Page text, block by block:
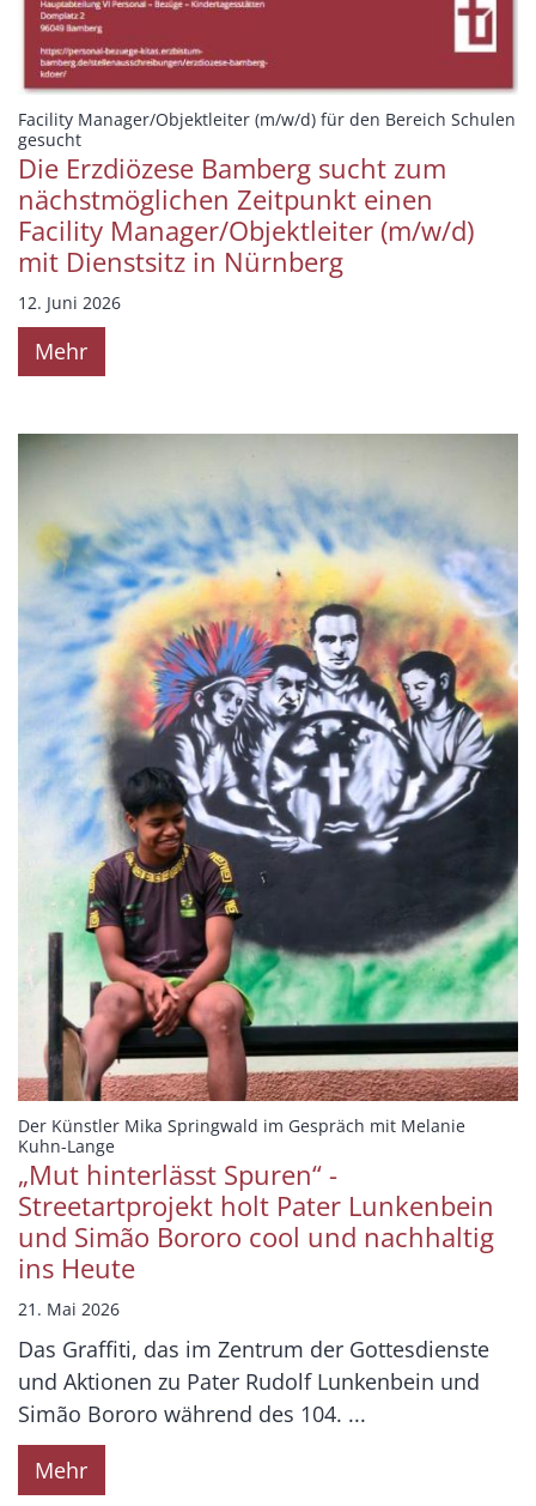
Facility Manager/Objektleiter (m/w/d) für den Bereich Schulen
gesucht:
Die Erzdiözese Bamberg sucht zum
nächstmöglichen Zeitpunkt einen
Facility Manager/Objektleiter (m/w/d)
mit Dienstsitz in Nürnberg
12. Juni 2026
Mehr
Der Künstler Mika Springwald im Gespräch mit Melanie
Kuhn-Lange:
„Mut hinterlässt Spuren“ -
Streetartprojekt holt Pater Lunkenbein
und Simão Bororo cool und nachhaltig
ins Heute
21. Mai 2026
Das Graffiti, das im Zentrum der Gottesdienste
und Aktionen zu Pater Rudolf Lunkenbein und
Simão Bororo während des 104. ...
Mehr